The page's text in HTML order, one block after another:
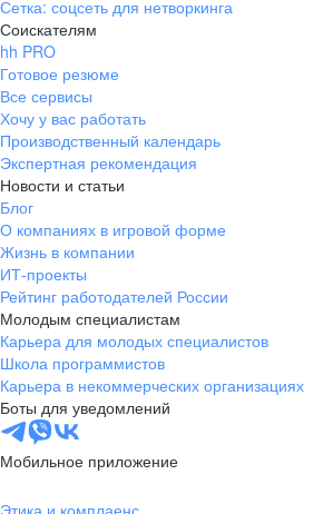
Сетка: соцсеть для нетворкинга
Соискателям
hh PRO
Готовое резюме
Все сервисы
Хочу у вас работать
Производственный календарь
Экспертная рекомендация
Новости и статьи
Блог
О компаниях в игровой форме
Жизнь в компании
ИТ-проекты
Рейтинг работодателей России
Молодым специалистам
Карьера для молодых специалистов
Школа программистов
Карьера в некоммерческих организациях
Боты для уведомлений
Мобильное приложение
Этика и комплаенс